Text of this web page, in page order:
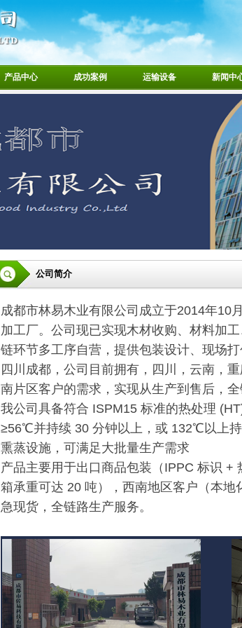
产品中心 成功案例 运输设备 新闻中
公司简介
成都市林易木业有限公司成立于2014年10
加工厂。公司现已实现木材收购、材料加
链环节多工序自营，提供包装设计、现场
四川成都，公司目前拥有，四川，云南，
南片区客户的需求，实现从生产到售后，全
我公司具备符合 ISPM15 标准的热处理
≥56℃并持续 30 分钟以上，或 132℃以上
熏蒸设施，可满足大批量生产需求
产品主要用于出口商品包装（IPPC 标识 +
箱承重可达 20 吨），西南地区客户（本
急现货，全链路生产服务。